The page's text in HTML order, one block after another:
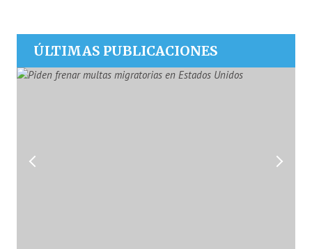
ÚLTIMAS PUBLICACIONES